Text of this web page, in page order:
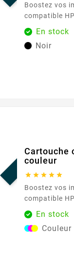
Boostez vos
compatible
qualité
cartouche est
d'impression,
En stock
Noir
PROMO !
Cartouche
couleur
    
Boostez vos
compatible
une qualité
cartouche est
d'impression,
En stock
Couleur